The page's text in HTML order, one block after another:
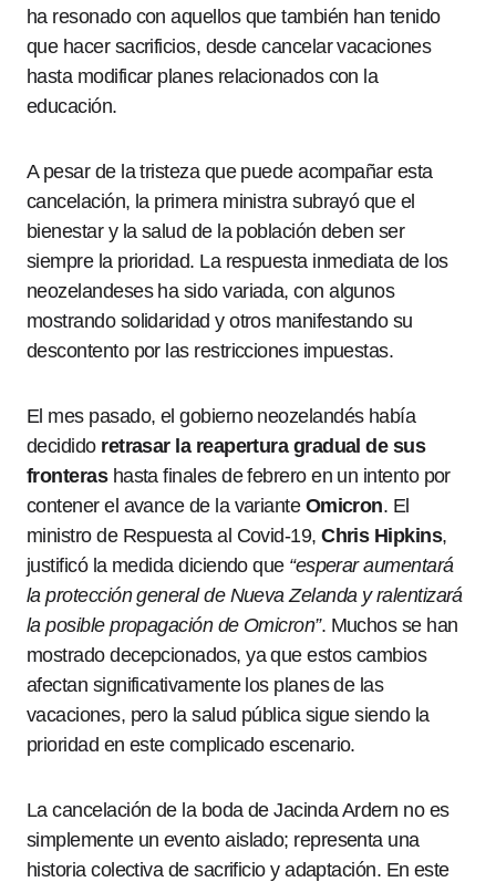
ha resonado con aquellos que también han tenido
que hacer sacrificios, desde cancelar vacaciones
hasta modificar planes relacionados con la
educación.
A pesar de la tristeza que puede acompañar esta
cancelación, la primera ministra subrayó que el
bienestar y la salud de la población deben ser
siempre la prioridad. La respuesta inmediata de los
neozelandeses ha sido variada, con algunos
mostrando solidaridad y otros manifestando su
descontento por las restricciones impuestas.
El mes pasado, el gobierno neozelandés había
decidido retrasar la reapertura gradual de sus
fronterashasta finales de febrero en un intento por
contener el avance de la variante Omicron. El
ministro de Respuesta al Covid-19,Chris Hipkins,
justificó la medida diciendo que “esperar aumentará
la protección general de Nueva Zelanda y ralentizará
la posible propagación de Omicron”. Muchos se han
mostrado decepcionados, ya que estos cambios
afectan significativamente los planes de las
vacaciones, pero la salud pública sigue siendo la
prioridad en este complicado escenario.
La cancelación de la boda de Jacinda Ardern no es
simplemente un evento aislado; representa una
historia colectiva de sacrificio y adaptación. En este